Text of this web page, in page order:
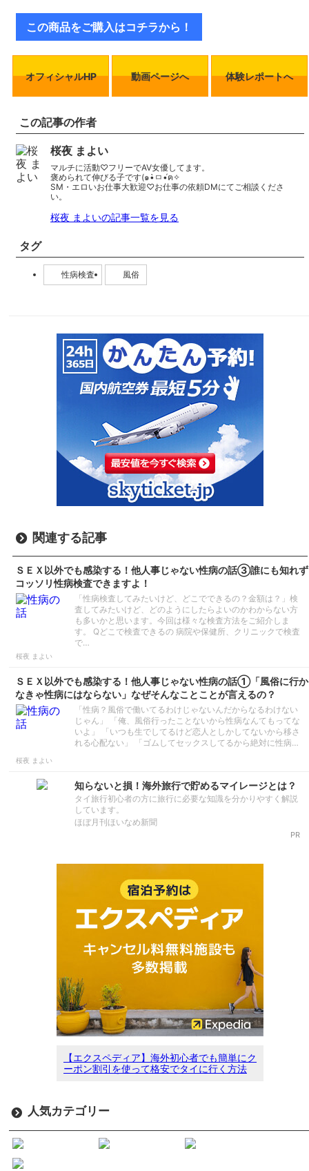
この商品をご購入はコチラから！
オフィシャルHP 動画ページへ 体験レポートへ
この記事の作者
桜夜 まよい
マルチに活動♡フリーでAV女優してます。
褒められて伸びる子です(๑•̀ㅁ•́ฅ✧
SM・エロいお仕事大歓迎♡お仕事の依頼DMにてご相談くださ
い。
桜夜 まよいの記事一覧を見る
タグ
性病検査 風俗
関連する記事
ＳＥＸ以外でも感染する！他人事じゃない性病の話③誰にも知れず
コッソリ性病検査できますよ！
「性病検査してみたいけど、どこでできるの？金額は？」検
査してみたいけど、どのようにしたらよいのかわからない方
も多いかと思います。今回は様々な検査方法をご紹介しま
す。 Qどこで検査できるの 病院や保健所、クリニックで検査
で…
桜夜 まよい
ＳＥＸ以外でも感染する！他人事じゃない性病の話①「風俗に行か
なきゃ性病にはならない」なぜそんなことことが言えるの？
「性病？風俗で働いてるわけじゃないんだからなるわけない
じゃん」 「俺、風俗行ったことないから性病なんてもってな
いよ」 「いつも生でしてるけど恋人としかしてないから移さ
れる心配ない」 「ゴムしてセックスしてるから絶対に性病…
桜夜 まよい
知らないと損！海外旅行で貯めるマイレージとは？
タイ旅行初心者の方に旅行に必要な知識を分かりやすく解説
しています。
ほぼ月刊ほいなめ新聞
PR
【エクスペディア】海外初心者でも簡単にク
ーポン割引を使って格安でタイに行く方法
人気カテゴリー